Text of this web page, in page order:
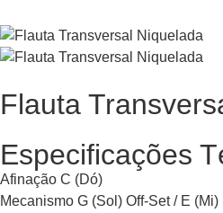
Flauta
Especificações
Afinação C (Dó)
Mecanismo G (Sol) Off-Set / E